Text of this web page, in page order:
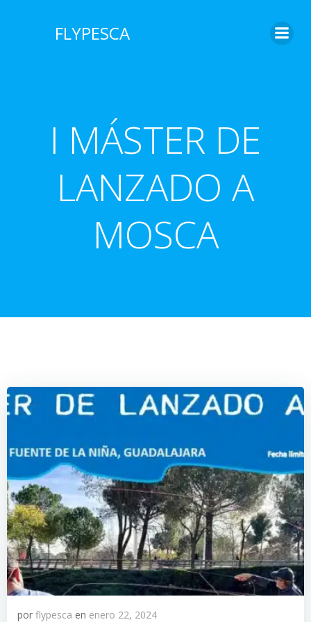
FLYPESCA
I MÁSTER DE
LANZADO A
MOSCA
por flypesca en enero 22, 2024